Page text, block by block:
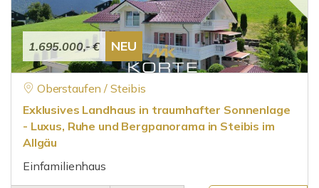
1.695.000,- € NEU
Oberstaufen / Steibis
Exklusives Landhaus in traumhafter Sonnenlage
- Luxus, Ruhe und Bergpanorama in Steibis im
Allgäu
Einfamilienhaus